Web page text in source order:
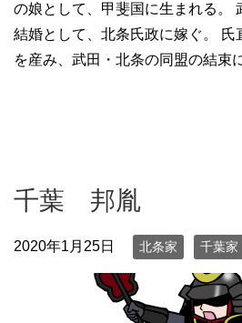
の娘として、甲斐国に生まれる。
結婚として、北条氏政に嫁ぐ。 氏
を産み、武田・北条の同盟の結束
千葉 邦胤
2020年1月25日 北条家 千葉家